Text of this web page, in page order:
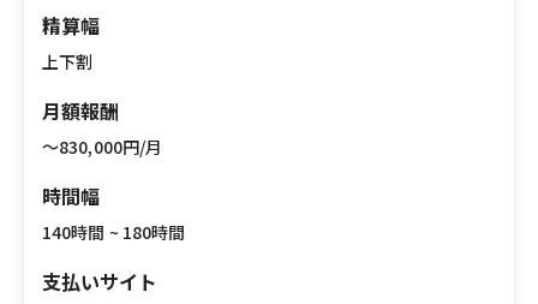
精算幅
上下割
月額報酬
〜830,000円/月
時間幅
140時間 ~ 180時間
支払いサイト